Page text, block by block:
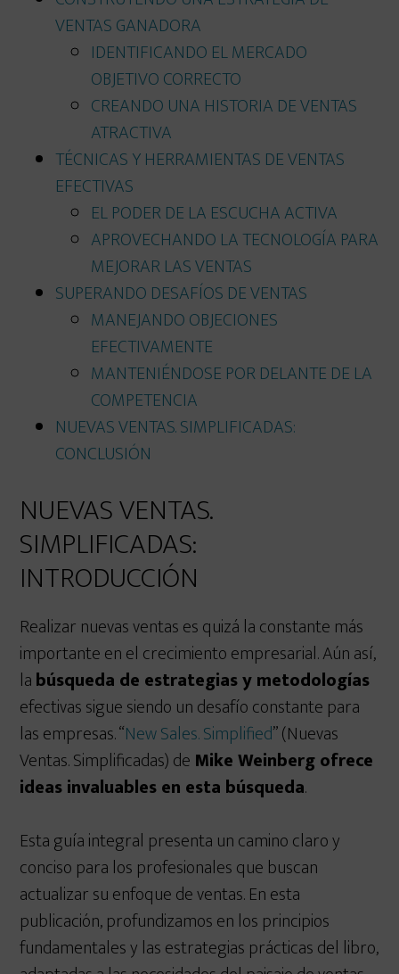
VENTAS GANADORA
IDENTIFICANDO EL MERCADO
OBJETIVO CORRECTO
CREANDO UNA HISTORIA DE VENTAS
ATRACTIVA
TÉCNICAS Y HERRAMIENTAS DE VENTAS
EFECTIVAS
EL PODER DE LA ESCUCHA ACTIVA
APROVECHANDO LA TECNOLOGÍA PARA
MEJORAR LAS VENTAS
SUPERANDO DESAFÍOS DE VENTAS
MANEJANDO OBJECIONES
EFECTIVAMENTE
MANTENIÉNDOSE POR DELANTE DE LA
COMPETENCIA
NUEVAS VENTAS. SIMPLIFICADAS:
CONCLUSIÓN
NUEVAS VENTAS.
SIMPLIFICADAS:
INTRODUCCIÓN
Realizar nuevas ventas es quizá la constante más
importante en el crecimiento empresarial. Aún así,
labúsqueda de estrategias y metodologías
efectivas sigue siendo un desafío constante para
las empresas. “New Sales. Simplified” (Nuevas
Ventas. Simplificadas) de Mike Weinberg ofrece
ideas invaluables en esta búsqueda.
Esta guía integral presenta un camino claro y
conciso para los profesionales que buscan
actualizar su enfoque de ventas. En esta
publicación, profundizamos en los principios
fundamentales y las estrategias prácticas del libro,